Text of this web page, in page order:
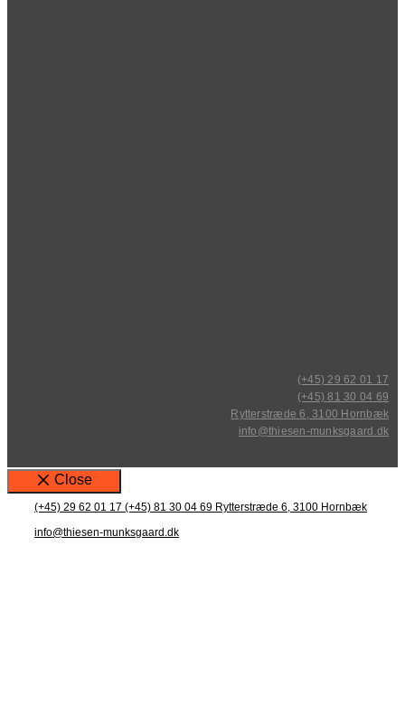
(+45) 29 62 01 17
(+45) 81 30 04 69
Rytterstræde 6, 3100 Hornbæk
info@thiesen-munksgaard.dk
Close
(+45) 29 62 01 17 (+45) 81 30 04 69 Rytterstræde 6, 3100 Hornbæk
info@thiesen-munksgaard.dk